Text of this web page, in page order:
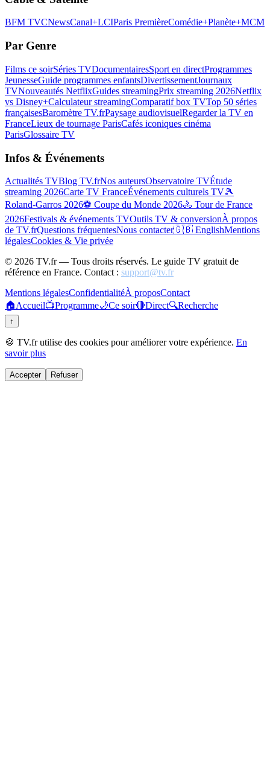
BFM TVCNewsCanal+LCIParis PremièreComédie+Planète+MCM
Par Genre
Films ce soirSéries TVDocumentairesSport en directProgrammes
JeunesseGuide programmes enfantsDivertissementJournaux
TVNouveautés NetflixGuides streamingPrix streaming 2026Netflix
vs Disney+Calculateur streamingComparatif box TVTop 50 séries
françaisesBaromètre TV.frPaysage audiovisuelRegarder la TV en
FranceLieux de tournage ParisCafés iconiques cinéma
ParisGlossaire TV
Infos & Événements
Actualités TVBlog TV.frNos auteursObservatoire TVÉtude
streaming 2026Carte TV FranceÉvénements culturels TV🎾
Roland-Garros 2026⚽ Coupe du Monde 2026🚴 Tour de France
2026Festivals & événements TVOutils TV & conversionÀ propos
de TV.frQuestions fréquentesNous contacter🇬🇧 EnglishMentions
légalesCookies & Vie privée
© 2026 TV.fr — Tous droits réservés. Le guide TV gratuit de
référence en France. Contact : support@tv.fr
Mentions légalesConfidentialitéÀ proposContact
🏠Accueil📺Programme🌙Ce soir🔴Direct🔍Recherche
↑
🍪 TV.fr utilise des cookies pour améliorer votre expérience. En
savoir plus
Accepter Refuser